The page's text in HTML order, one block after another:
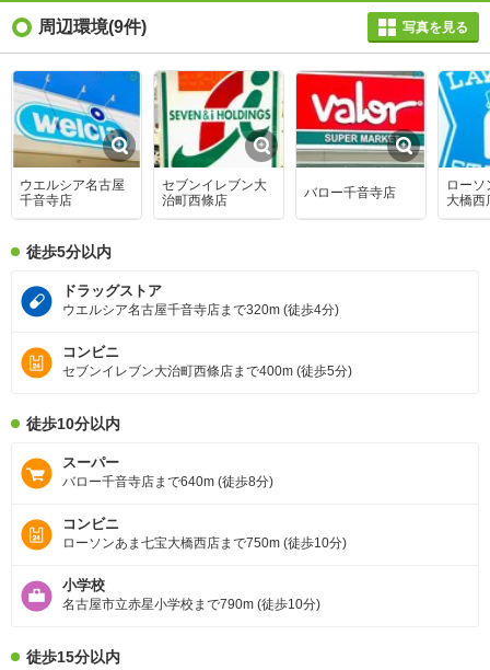
周辺環境(9件) 写真を見る
ウエルシア名古屋
千音寺店
セブンイレブン大
治町西條店
バロー千音寺店
ローソ
大橋西
徒歩5分以内
ドラッグストア
ウエルシア名古屋千音寺店まで320m (徒歩4分)
コンビニ
セブンイレブン大治町西條店まで400m (徒歩5分)
徒歩10分以内
スーパー
バロー千音寺店まで640m (徒歩8分)
コンビニ
ローソンあま七宝大橋西店まで750m (徒歩10分)
小学校
名古屋市立赤星小学校まで790m (徒歩10分)
徒歩15分以内